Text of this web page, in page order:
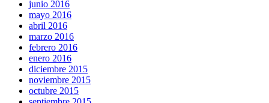
junio 2016
mayo 2016
abril 2016
marzo 2016
febrero 2016
enero 2016
diciembre 2015
noviembre 2015
octubre 2015